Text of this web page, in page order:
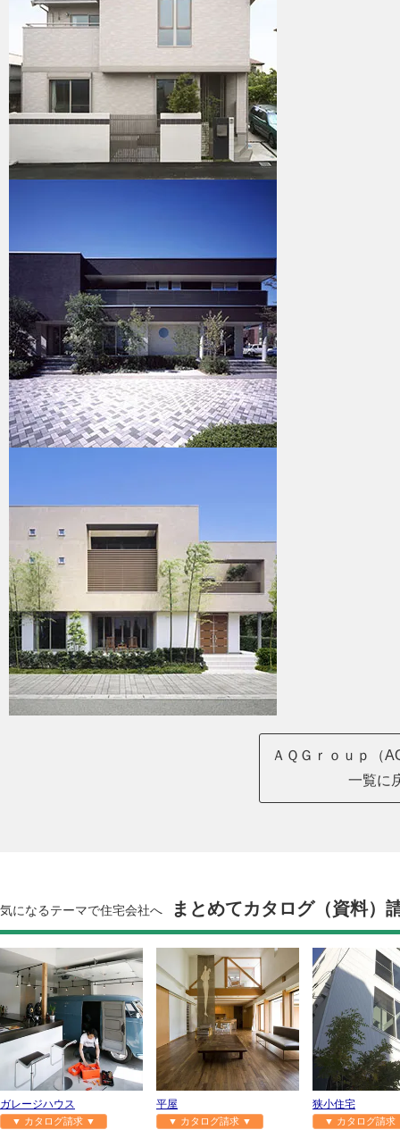
ＡＱＧｒｏｕｐ（
一覧に
気になるテーマで住宅会社へ まとめてカタログ（資料）
ガレージハウス
▼ カタログ請求 ▼
平屋
▼ カタログ請求 ▼
狭小住宅
▼ カタログ請